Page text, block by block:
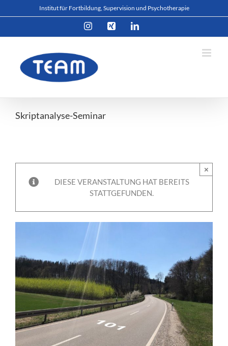
Inhalt
Institut für Fortbildung, Supervision und Psychotherapie
InstagramXing LinkedIn
Skriptanalyse-Seminar
DIESE VERANSTALTUNG HAT BEREITS
STATTGEFUNDEN.
×